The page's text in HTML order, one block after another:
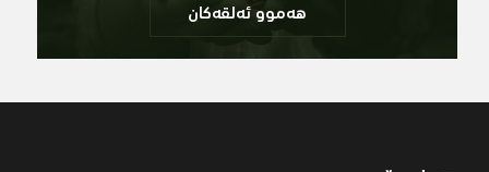
هەموو ئەلقەکان